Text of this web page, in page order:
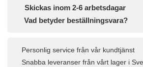
Skickas inom 2-6 arbetsdagar
Vad betyder beställningsvara?
Personlig service från vår kundtjänst
Snabba leveranser från vårt lager i